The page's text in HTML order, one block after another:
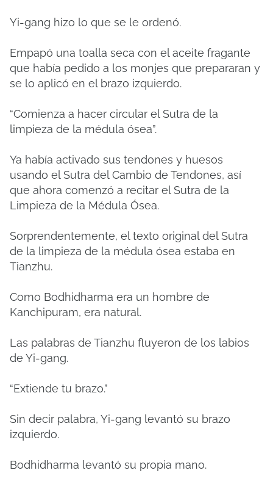
Yi-gang hizo lo que se le ordenó.
Empapó una toalla seca con el aceite fragante
que había pedido a los monjes que prepararan y
se lo aplicó en el brazo izquierdo.
“Comienza a hacer circular el Sutra de la
limpieza de la médula ósea”.
Ya había activado sus tendones y huesos
usando el Sutra del Cambio de Tendones, así
que ahora comenzó a recitar el Sutra de la
Limpieza de la Médula Ósea.
Sorprendentemente, el texto original del Sutra
de la limpieza de la médula ósea estaba en
Tianzhu.
Como Bodhidharma era un hombre de
Kanchipuram, era natural.
Las palabras de Tianzhu fluyeron de los labios
de Yi-gang.
“Extiende tu brazo.”
Sin decir palabra, Yi-gang levantó su brazo
izquierdo.
Bodhidharma levantó su propia mano.